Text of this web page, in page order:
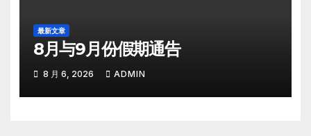
最新文章
8月与9月份假期通告
8 月 6, 2026 ADMIN